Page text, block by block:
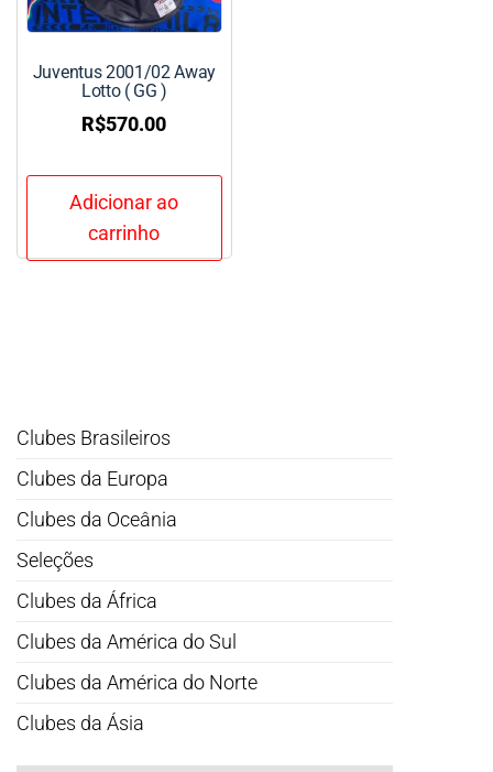
Juventus 2001/02 Away
Lotto ( GG )
R$570.00
Adicionar ao
carrinho
Clubes Brasileiros
Clubes da Europa
Clubes da Oceânia
Seleções
Clubes da África
Clubes da América do Sul
Clubes da América do Norte
Clubes da Ásia